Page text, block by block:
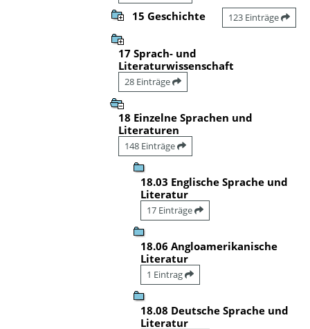
15 Geschichte 123 Einträge
17 Sprach- und
Literaturwissenschaft
28 Einträge
18 Einzelne Sprachen und
Literaturen
148 Einträge
18.03 Englische Sprache und
Literatur
17 Einträge
18.06 Angloamerikanische
Literatur
1 Eintrag
18.08 Deutsche Sprache und
Literatur